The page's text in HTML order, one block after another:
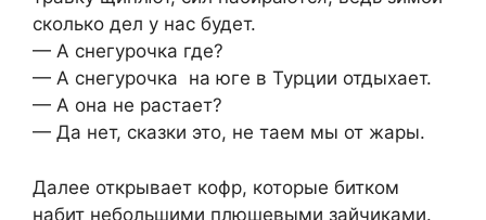
сколько дел у нас будет.
— А снегурочка где?
— А снегурочка на юге в Турции отдыхает.
— А она не растает?
— Да нет, сказки это, не таем мы от жары.
Далее открывает кофр, которые битком
набит небольшими плюшевыми зайчиками.